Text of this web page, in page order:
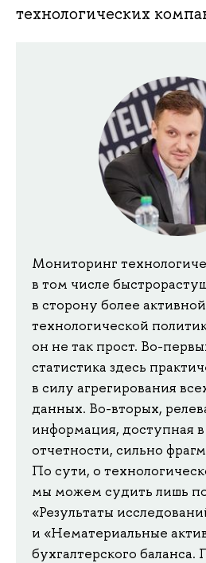
технологических
Мониторинг
в том числе
в сторону более активной
технологической
он не так прост. Во-
статистика здесь
в силу агрегирования
данных. Во-вторых,
информация, доступная
отчетности, сильно
По сути, о
мы можем судить лишь
«Результаты
и «Нематериальные
бухгалтерского